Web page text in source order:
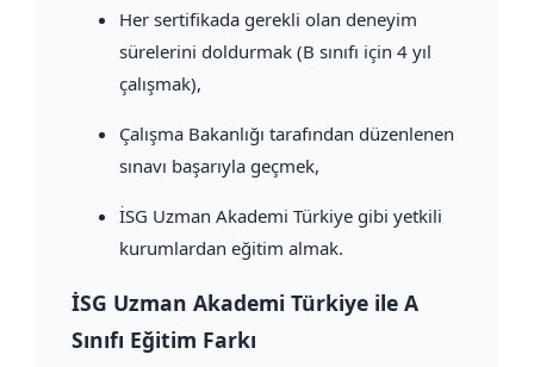
Her sertifikada gerekli olan deneyim
sürelerini doldurmak (B sınıfı için 4 yıl
çalışmak),
Çalışma Bakanlığı tarafından düzenlenen
sınavı başarıyla geçmek,
İSG Uzman Akademi Türkiye gibi yetkili
kurumlardan eğitim almak.
İSG Uzman Akademi Türkiye ile A
Sınıfı Eğitim Farkı